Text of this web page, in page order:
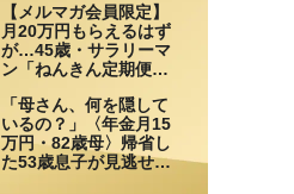
して選んだ“ちょうどい
い距離”
【メルマガ会員限定】
月20万円もらえるはず
が…45歳・サラリーマ
ン「ねんきん定期便」
金ルール」知らずにそ
のまま20年…65歳で受
け取ることになる年金
額に唖然「何かの間違
「母さん、何を隠して
いるの？」〈年金月15
万円・82歳母〉帰省し
た53歳息子が見逃せな